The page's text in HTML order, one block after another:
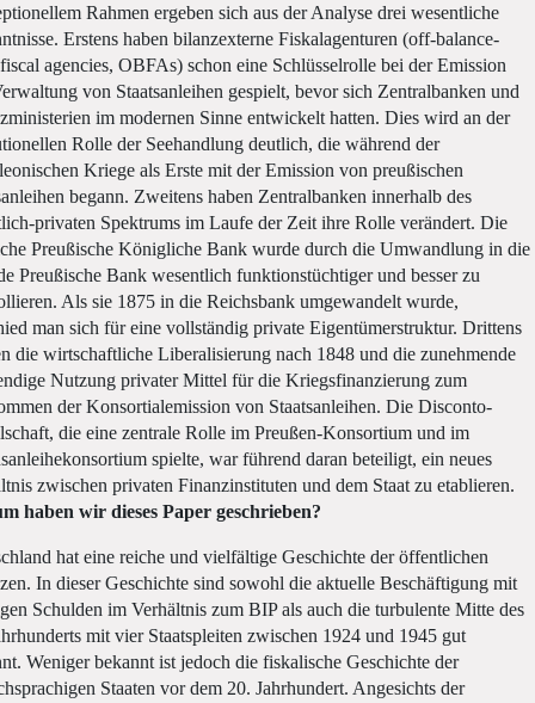
Rahmen ergeben sich aus der Analyse drei wesentliche
Erstens haben bilanzexterne Fiskalagenturen (off-balance-
agencies, OBFAs) schon eine Schlüsselrolle bei der Emission
von Staatsanleihen gespielt, bevor sich Zentralbanken und
im modernen Sinne entwickelt hatten. Dies wird an der
Rolle der Seehandlung deutlich, die während der
Kriege als Erste mit der Emission von preußischen
begann. Zweitens haben Zentralbanken innerhalb des
privaten Spektrums im Laufe der Zeit ihre Rolle verändert. Die
Preußische Königliche Bank wurde durch die Umwandlung in die
Preußische Bank wesentlich funktionstüchtiger und besser zu
Als sie 1875 in die Reichsbank umgewandelt wurde,
man sich für eine vollständig private Eigentümerstruktur. Drittens
die wirtschaftliche Liberalisierung nach 1848 und die zunehmende
Nutzung privater Mittel für die Kriegsfinanzierung zum
der Konsortialemission von Staatsanleihen. Die Disconto-
die eine zentrale Rolle im Preußen-Konsortium und im
spielte, war führend daran beteiligt, ein neues
zwischen privaten Finanzinstituten und dem Staat zu etablieren.
haben wir dieses Paper geschrieben?
hat eine reiche und vielfältige Geschichte der öffentlichen
In dieser Geschichte sind sowohl die aktuelle Beschäftigung mit
Schulden im Verhältnis zum BIP als auch die turbulente Mitte des
mit vier Staatspleiten zwischen 1924 und 1945 gut
Weniger bekannt ist jedoch die fiskalische Geschichte der
Staaten vor dem 20. Jahrhundert. Angesichts der